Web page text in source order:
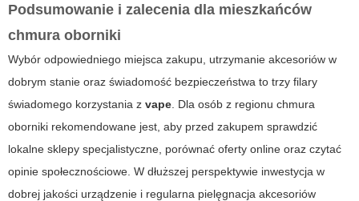
Podsumowanie i zalecenia dla mieszkańców
chmura oborniki
Wybór odpowiedniego miejsca zakupu, utrzymanie akcesoriów w
dobrym stanie oraz świadomość bezpieczeństwa to trzy filary
świadomego korzystania z vape . Dla osób z regionu chmura
oborniki rekomendowane jest, aby przed zakupem sprawdzić
lokalne sklepy specjalistyczne, porównać oferty online oraz czytać
opinie społecznościowe. W dłuższej perspektywie inwestycja w
dobrej jakości urządzenie i regularna pielęgnacja akcesoriów